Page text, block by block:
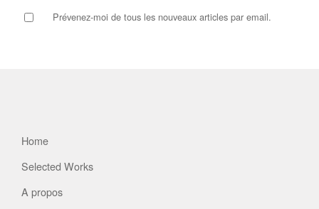
Prévenez-moi de tous les nouveaux articles par email.
Home
Selected Works
A propos